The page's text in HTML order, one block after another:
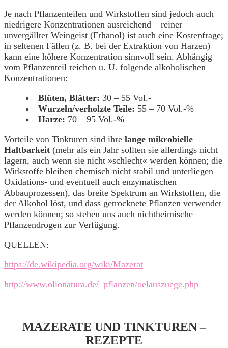
Je nach Pflanzenteilen und Wirkstoffen sind jedoch auch
niedrigere Konzentrationen ausreichend – reiner
unvergällter Weingeist (Ethanol) ist auch eine Kostenfrage;
in seltenen Fällen (z. B. bei der Extraktion von Harzen)
kann eine höhere Konzentration sinnvoll sein. Abhängig
vom Pflanzenteil reichen u. U. folgende alkoholischen
Konzentrationen:
Blüten, Blätter: 30 – 55 Vol.-
Wurzeln/verholzte Teile: 55 – 70 Vol.-%
Harze: 70 – 95 Vol.-%
Vorteile von Tinkturen sind ihre lange mikrobielle
Haltbarkeit (mehr als ein Jahr sollten sie allerdings nicht
lagern, auch wenn sie nicht »schlecht« werden können; die
Wirkstoffe bleiben chemisch nicht stabil und unterliegen
Oxidations- und eventuell auch enzymatischen
Abbauprozessen), das breite Spektrum an Wirkstoffen, die
der Alkohol löst, und dass getrocknete Pflanzen verwendet
werden können; so stehen uns auch nichtheimische
Pflanzendrogen zur Verfügung.
QUELLEN:
https://de.wikipedia.org/wiki/Mazerat
http://www.olionatura.de/_pflanzen/oelauszuege.php
MAZERATE UND TINKTUREN –
REZEPTE